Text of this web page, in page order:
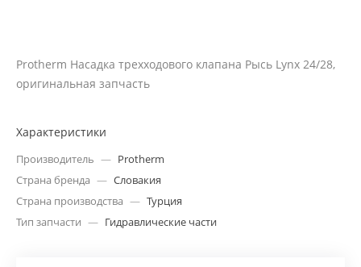
Protherm Насадка трехходового клапана Рысь Lynx 24/28,
оригинальная запчасть
Характеристики
Производитель — Protherm
Страна бренда — Словакия
Страна производства — Турция
Тип запчасти — Гидравлические части